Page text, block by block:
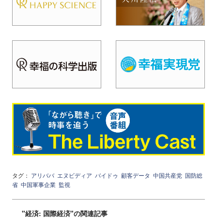
タグ： アリババ エヌビディア バイドゥ 顧客データ 中国共産党 国防総
省 中国軍事企業 監視
"経済: 国際経済"の関連記事